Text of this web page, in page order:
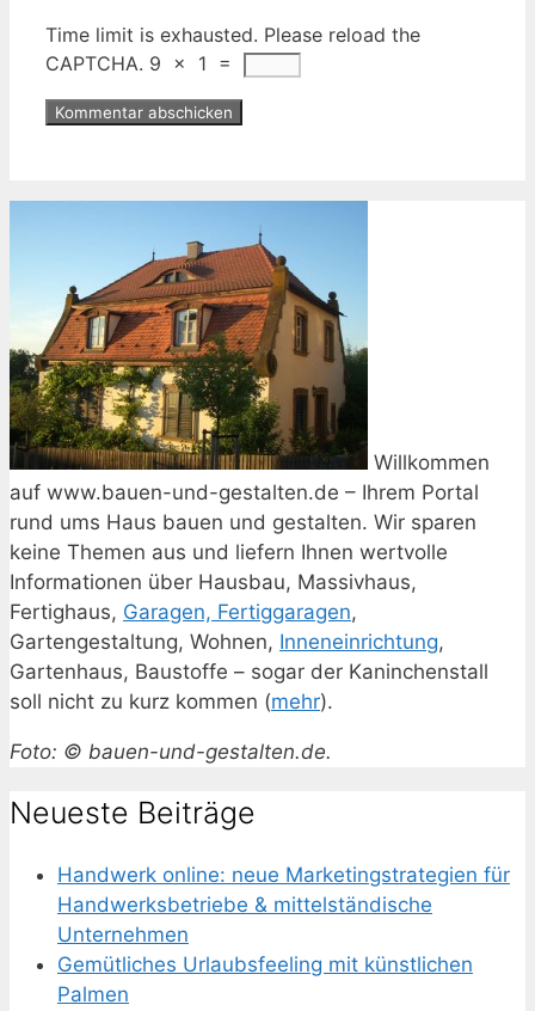
Time limit is exhausted. Please reload the
CAPTCHA. 9 × 1 =
Willkommen
auf www.bauen-und-gestalten.de – Ihrem Portal
rund ums Haus bauen und gestalten. Wir sparen
keine Themen aus und liefern Ihnen wertvolle
Informationen über Hausbau, Massivhaus,
Fertighaus, Garagen, Fertiggaragen,
Gartengestaltung, Wohnen, Inneneinrichtung,
Gartenhaus, Baustoffe – sogar der Kaninchenstall
soll nicht zu kurz kommen (mehr).
Foto: © bauen-und-gestalten.de.
Neueste Beiträge
Handwerk online: neue Marketingstrategien für
Handwerksbetriebe & mittelständische
Unternehmen
Gemütliches Urlaubsfeeling mit künstlichen
Palmen